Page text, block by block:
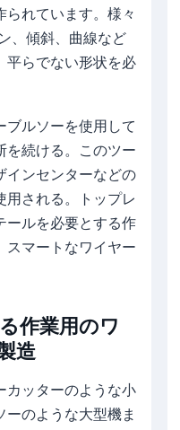
られています。様々
、傾斜、曲線など
平らでない形状を必
ブルソーを使用して
を続ける。このツー
インセンターなどの
用される。トップレ
ールを必要とする作
スマートなワイヤー
作業用のワ
造
カッターのような小
のような大型機ま